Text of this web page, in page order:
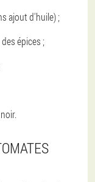
ajout d'huile) ;
épices ;